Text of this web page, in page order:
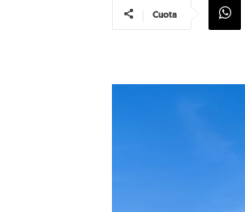
Cuota